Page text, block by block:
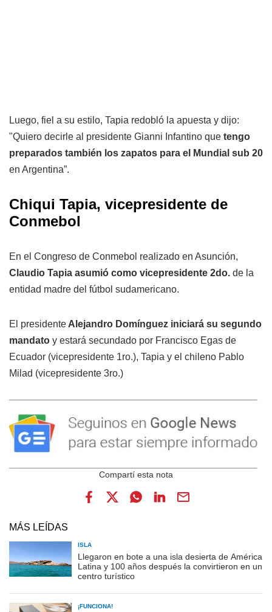
Luego, fiel a su estilo, Tapia redobló la apuesta y dijo:
"Quiero decirle al presidente Gianni Infantino que tengo
preparados también los zapatos para el Mundial sub 20
en Argentina”.
Chiqui Tapia, vicepresidente de
Conmebol
En el Congreso de Conmebol realizado en Asunción,
Claudio Tapia asumió como vicepresidente 2do. de la
entidad madre del fútbol sudamericano.
El presidente Alejandro Domínguez iniciará su segundo
mandato y estará secundado por Francisco Egas de
Ecuador (vicepresidente 1ro.), Tapia y el chileno Pablo
Milad (vicepresidente 3ro.)
MÁS LEÍDAS
ISLA
Llegaron en bote a una isla desierta de América
Latina y 100 años después la convirtieron en un
centro turístico
¡FUNCIONA!